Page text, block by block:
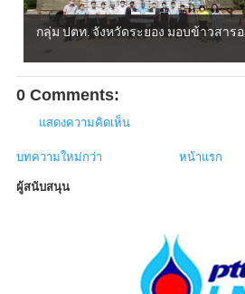
กลุ่ม ปตท. จังหวัดระยอง มอบข้าวสารอ...
0 Comments:
แสดงความคิดเห็น
บทความใหม่กว่า หน้าแรก
ผู้สนับสนุน